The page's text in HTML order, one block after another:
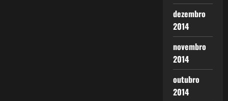
dezembro
2014
novembro
2014
outubro
2014